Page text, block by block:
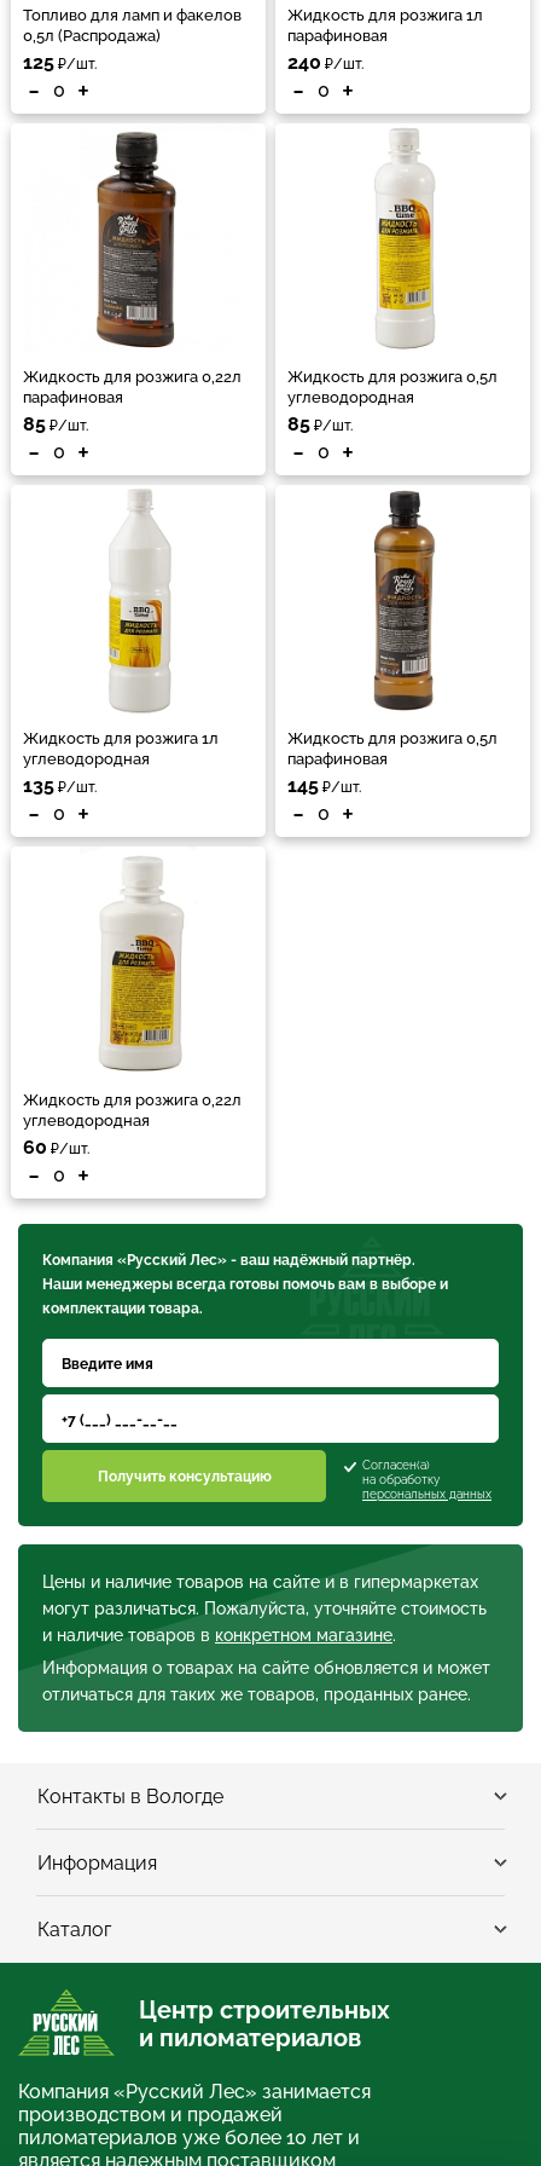
Топливо для ламп и факелов
0,5л (Распродажа)
125 ₽/шт.
- +
Жидкость для розжига 1л
парафиновая
240 ₽/шт.
- +
Жидкость для розжига 0,22л
парафиновая
85 ₽/шт.
- +
Жидкость для розжига 0,5л
углеводородная
85 ₽/шт.
- +
Жидкость для розжига 1л
углеводородная
135 ₽/шт.
- +
Жидкость для розжига 0,5л
парафиновая
145 ₽/шт.
- +
Жидкость для розжига 0,22л
углеводородная
60 ₽/шт.
- +
Цены и наличие товаров на сайте и в гипермаркетах
могут различаться. Пожалуйста, уточняйте стоимость
и наличие товаров в конкретном магазине.
Информация о товарах на сайте обновляется и может
отличаться для таких же товаров, проданных ранее.
Компания «Русский Лес» - ваш надёжный партнёр.
Наши менеджеры всегда готовы помочь вам в выборе и
комплектации товара.
Получить консультацию
Согласен(а)
на обработку
персональных данных
Контакты в Вологде
Информация
Каталог
Центр строительных
и пиломатериалов
Компания «Русский Лес» занимается
производством и продажей
пиломатериалов уже более 10 лет и
является надежным поставщиком